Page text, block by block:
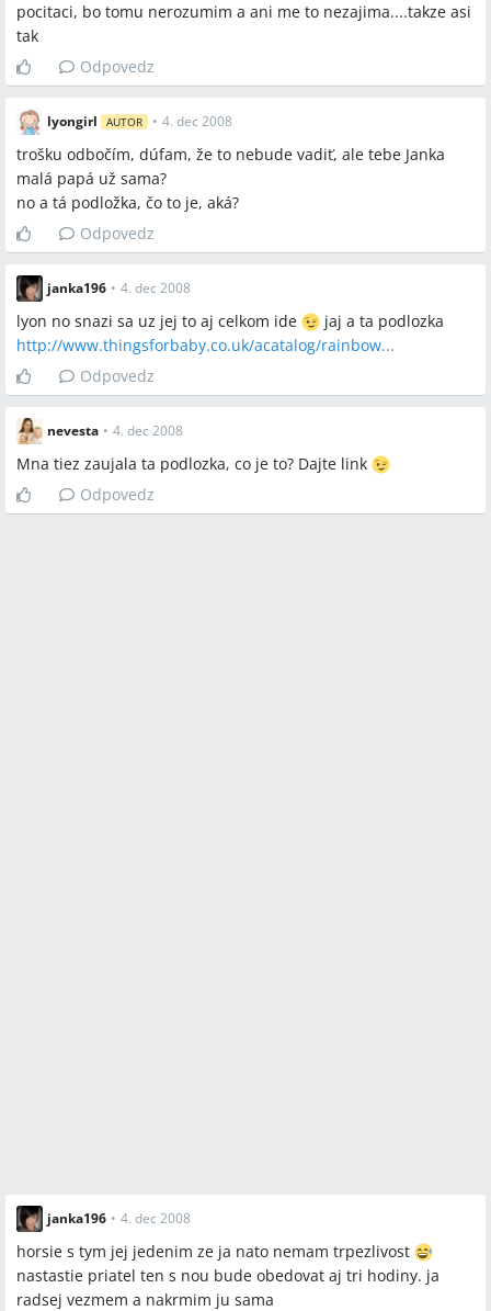
pocitaci, bo tomu nerozumim a ani me to nezajima....takze asi
tak
Odpovedz
lyongirl AUTOR • 4. dec 2008
trošku odbočím, dúfam, že to nebude vadiť, ale tebe Janka
malá papá už sama?
no a tá podložka, čo to je, aká?
Odpovedz
janka196 • 4. dec 2008
lyon no snazi sa uz jej to aj celkom ide
jaj a ta podlozka
http://www.thingsforbaby.co.uk/acatalog/rainbow...
Odpovedz
nevesta • 4. dec 2008
Mna tiez zaujala ta podlozka, co je to? Dajte link
Odpovedz
janka196 • 4. dec 2008
horsie s tym jej jedenim ze ja nato nemam trpezlivost
nastastie priatel ten s nou bude obedovat aj tri hodiny. ja
radsej vezmem a nakrmim ju sama